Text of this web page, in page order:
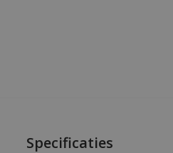
Specificaties